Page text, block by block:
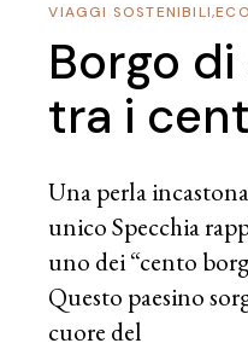
,
VIAGGI SOSTENIBILI
Borgo
tra i
Una perla
unico Specchia
uno dei “cento
Questo paesino
cuore del